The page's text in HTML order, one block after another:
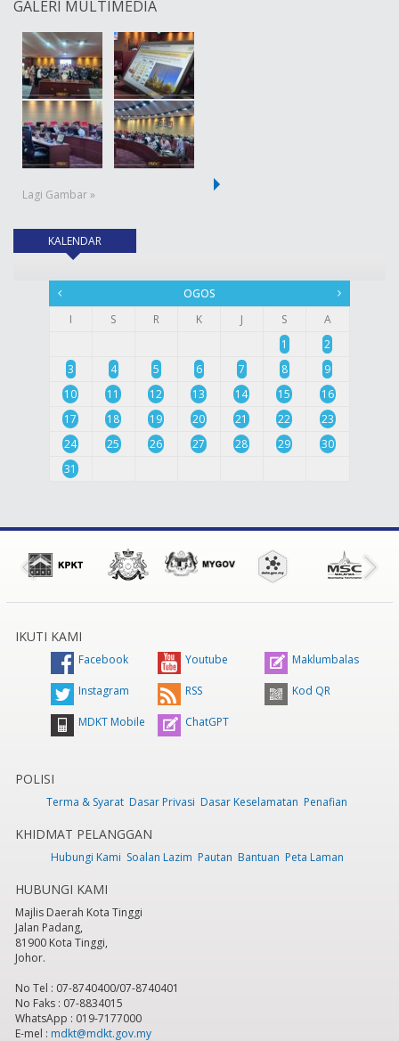
GALERI MULTIMEDIA
Lagi Gambar »
KALENDAR(tab aktif)
OGOS
I
S R K J S
A
1
2
3
4 5 6 7 8
9
10
11 12 13 14 15
16
17
18 19 20 21 22
23
24
25 26 27 28 29
30
31
IKUTI KAMI
Facebook Youtube Maklumbalas
Instagram RSS Kod QR
MDKT Mobile ChatGPT
POLISI
Terma & Syarat Dasar Privasi Dasar Keselamatan Penafian
KHIDMAT PELANGGAN
Hubungi Kami Soalan Lazim Pautan Bantuan Peta Laman
HUBUNGI KAMI
Majlis Daerah Kota Tinggi
Jalan Padang,
81900 Kota Tinggi,
Johor.
No Tel : 07-8740400/07-8740401
No Faks : 07-8834015
WhatsApp : 019-7177000
E-mel : mdkt@mdkt.gov.my